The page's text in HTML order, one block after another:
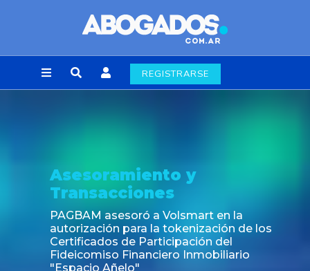
REGISTRARSE
Asesoramiento y
Transacciones
PAGBAM asesoró a Volsmart en la
autorización para la tokenización de los
Certificados de Participación del
Fideicomiso Financiero Inmobiliario
"Espacio Añelo"